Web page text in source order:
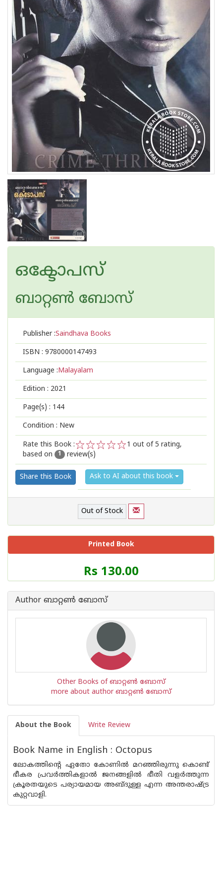
ഒക്ടോപസ്
ബാറ്റണ്‍ ബോസ്
Publisher :Saindhava Books
ISBN : 9780000147493
Language :Malayalam
Edition : 2021
Page(s) : 144
Condition : New
Rate this Book :
2
1
1 out of 5 rating,
based on
1 review(s)
Share this Book Ask to AI about this book
Out of Stock
Printed Book
Price
of
Book
Rs 130.00
Author ബാറ്റണ്‍ ബോസ്
Other Books of ബാറ്റണ്‍ ബോസ്
more about author ബാറ്റണ്‍ ബോസ്
About the Book Write Review
Book Name in English : Octopus
ലോകത്തിന്റെ ഏതോ കോണില്‍ മറഞ്ഞിരുന്നു കൊണ്ട്
ഭീകര പ്രവര്‍ത്തികളാല്‍ ജനങ്ങളില്‍ ഭീതി വളര്‍ത്തുന്ന
ക്രൂരതയുടെ പര്യായമായ അബ്ദുള്ള എന്ന അന്തരാഷ്ട്ര
കുറ്റവാളി.